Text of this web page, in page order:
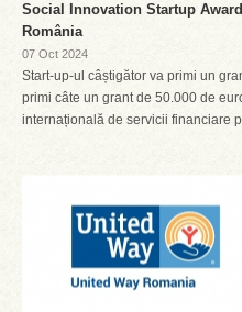
Social Innovation Startup
România
07 Oct 2024
Start-up-ul câștigător va primi un
primi câte un grant de 50.000 de
internațională de servicii financiare